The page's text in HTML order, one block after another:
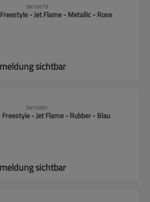
SW16679
- Jet Flame - Metallic - Rose
sichtbar
SW16681
- Jet Flame - Rubber - Blau
sichtbar